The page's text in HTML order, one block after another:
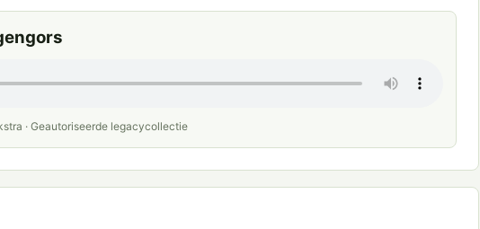
· Geautoriseerde legacycollectie